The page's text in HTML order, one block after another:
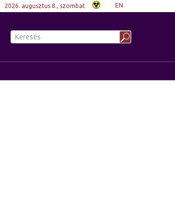
2026. augusztus 8., szombat EN